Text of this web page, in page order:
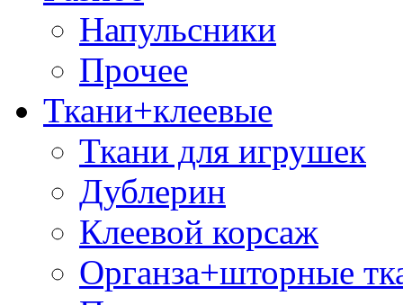
Напульсники
Прочее
Ткани+клеевые
Ткани для игрушек
Дублерин
Клеевой корсаж
Органза+шторные